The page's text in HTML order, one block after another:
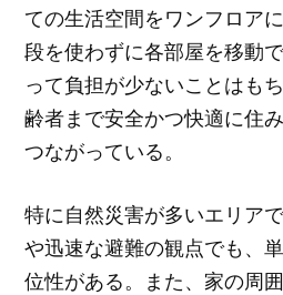
ての生活空間をワンフロア
段を使わずに各部屋を移動
って負担が少ないことはも
齢者まで安全かつ快適に住
つながっている。
特に自然災害が多いエリア
や迅速な避難の観点でも、
位性がある。また、家の周